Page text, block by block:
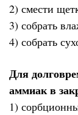
2) смести
3) собрать
4) собрать
Для
аммиак в
1)